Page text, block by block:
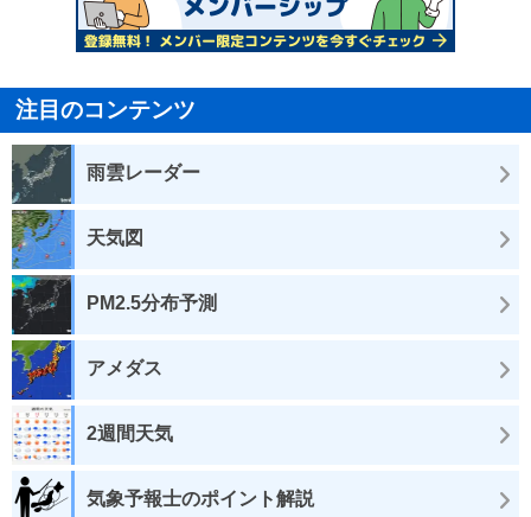
注目のコンテンツ
雨雲レーダー
天気図
PM2.5分布予測
アメダス
2週間天気
気象予報士のポイント解説